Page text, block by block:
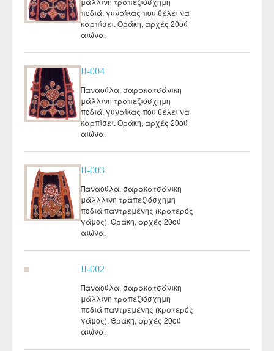
ποδιά, γυναίκας που θέλει να
καρπίσει. Θράκη, αρχές 20ού
αιώνα.
II-004
Παναούλα, σαρακατσάνικη
μάλλινη τραπεζιόσχημη
ποδιά, γυναίκας που θέλει να
καρπίσει. Θράκη, αρχές 20ού
αιώνα.
II-003
Παναούλα, σαρακατσάνικη
μάλλλινη τραπεζιόσχημη
ποδιά παντρεμένης (κρατερός
γάμος). Θράκη, αρχές 20ού
αιώνα.
II-002
Παναούλα, σαρακατσάνικη
μάλλινη τραπεζιόσχημη
ποδιά παντρεμένης (κρατερός
γάμος). Θράκη, αρχές 20ού
αιώνα.